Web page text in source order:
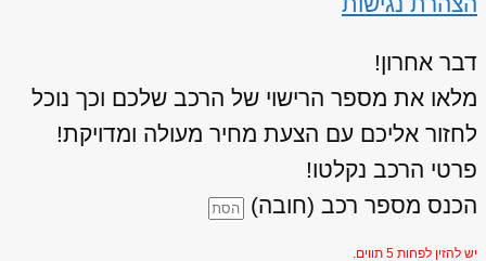
דבר אחרון!
מלאו את מספר הרישוי של הרכב שלכם וכך נוכל
לחזור אליכם עם הצעת מחיר מעולה ומדויקת!
פרטי הרכב נקלטו!
הכנס מספר רכב (חובה)
יש להזין לפחות 5 תווים.